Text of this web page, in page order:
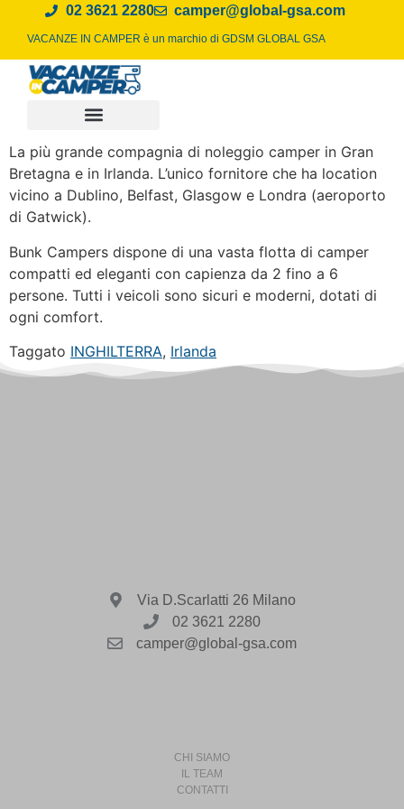
02 3621 2280 camper@global-gsa.com
VACANZE IN CAMPER è un marchio di GDSM GLOBAL GSA
La più grande compagnia di noleggio camper in Gran
Bretagna e in Irlanda. L’unico fornitore che ha location
vicino a Dublino, Belfast, Glasgow e Londra (aeroporto
di Gatwick).
Bunk Campers dispone di una vasta flotta di camper
compatti ed eleganti con capienza da 2 fino a 6
persone. Tutti i veicoli sono sicuri e moderni, dotati di
ogni comfort.
Taggato INGHILTERRA, Irlanda
Via D.Scarlatti 26 Milano
02 3621 2280
camper@global-gsa.com
CHI SIAMO
IL TEAM
CONTATTI